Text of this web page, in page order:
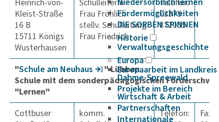
Fördermöglichkeiten
DIE SORBEN SPINNEN
Historie
Verwaltungsgeschichte
Europa
Europaarbeit im Landkreis
Dahme-Spreewald
Projekte im Bereich
Wirtschaft & Arbeit
Partnerschaften
Internationale
Heinrich-von-
Kleist-Straße
16 B
15711 Königs
Wusterhausen
Schulleiterin
Frau Fröhlich
stellv. Schulleitung
Frau Friedrich
Telefon:
03375
872005
"Schule am Neuhaus
" Lübben
Schule mit dem sonderpädagogischen
"Lernen"
Cottbuser
komm.
Telefon:
Fax: